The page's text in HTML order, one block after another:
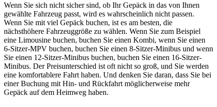
Wenn Sie sich nicht sicher sind, ob Ihr Gepäck in das von Ihnen
gewählte Fahrzeug passt, wird es wahrscheinlich nicht passen.
Wenn Sie mit viel Gepäck buchen, ist es am besten, die
nächsthöhere Fahrzeuggröße zu wählen. Wenn Sie zum Beispiel
eine Limousine buchen, buchen Sie einen Kombi, wenn Sie einen
6-Sitzer-MPV buchen, buchen Sie einen 8-Sitzer-Minibus und wenn
Sie einen 12-Sitzer-Minibus buchen, buchen Sie einen 16-Sitzer-
Minibus. Der Preisunterschied ist oft nicht so groß, und Sie werden
eine komfortablere Fahrt haben. Und denken Sie daran, dass Sie bei
einer Buchung mit Hin- und Rückfahrt möglicherweise mehr
Gepäck auf dem Heimweg haben.